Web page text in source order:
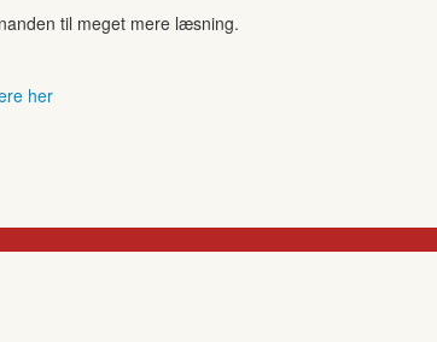
til meget mere læsning.
her